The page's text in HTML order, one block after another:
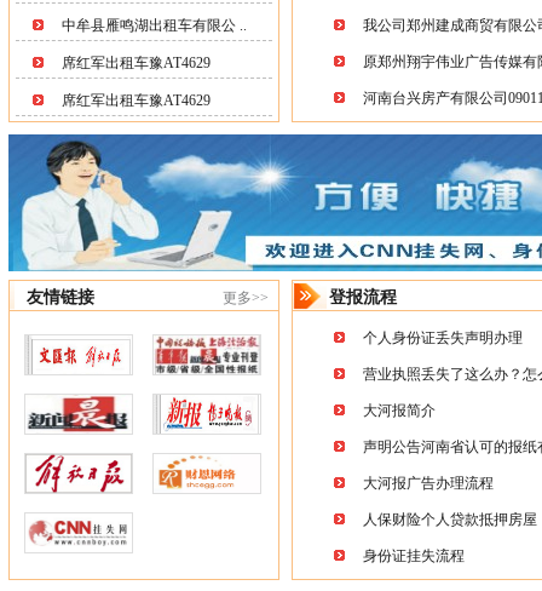
友情链接 更多>>
个人身份证丢失声明办理
营业执照丢失了这么办？
大河报简介
声明公告河南省认可的报纸
大河报广告办理流程
人保财险个人贷款抵押房屋
身份证挂失流程
便民服务： 身份证号码查询 上海市工商局 上海市税务局 发票真伪查询
友情链接： 身份证挂失 广州日报报纸广告 上海报纸
主办业务|广告办理|